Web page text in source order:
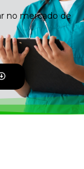
no mercado de